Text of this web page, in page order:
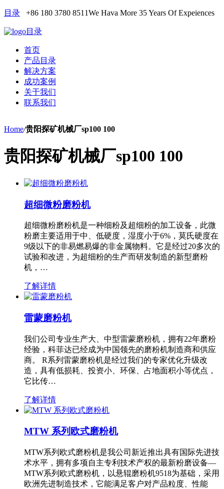
目录 +86 180 3780 8511We Hava More 35 Years Of Expeiences
目录
首页
产品目录
解决方案
成功案例
关于我们
联系我们
Home/贵阳探矿机械厂sp100 100
贵阳探矿机械厂sp100 100
超细微粉磨粉机
超细微粉磨粉机是一种细粉及超细粉的加工设备，此微
粉磨主要适用于中、低硬度，湿度小于6%，莫氏硬度在
9级以下的非易燃易爆的非金属物料。它是经过20多次的
试验和改进，为超细粉的生产而研发制造的新型磨粉
机，…
了解详情
雷蒙磨粉机
我们公司专业生产大、中型雷蒙磨粉机，拥有22年磨粉
经验，科菲达已经成为中国领先的磨粉机制造商和供应
商。 R系列雷蒙磨粉机是经过我们的专家优化升级改
造，具有低损耗、投资小、环保、占地面积小等优点，
它比传…
了解详情
MTW 系列欧式磨粉机
MTW系列欧式磨粉机是我公司新近推出具有国际先进技
术水平，拥有多项自主专利技术产权的最新粉磨设备—
MTW系列欧式磨粉机，以悬辊磨粉机9518为基础，采用
欧洲先进制造技术，它能满足客户对产品粒度、性能